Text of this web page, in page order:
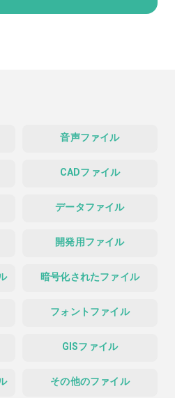
音声ファイル
CADファイル
データファイル
開発用ファイル
暗号化されたファイル
フォントファイル
GISファイル
その他のファイル